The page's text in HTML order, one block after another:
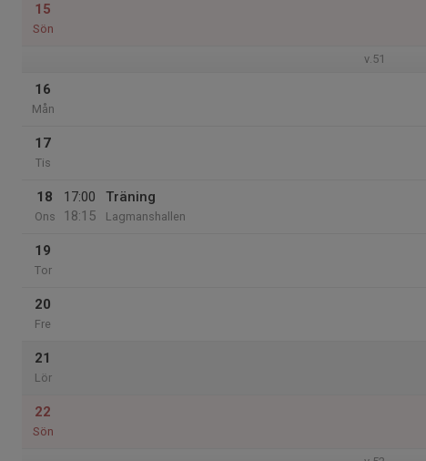
15
Sön
v.51
16
Mån
17
Tis
18
Ons
17:00
18:15
Träning
Lagmanshallen
19
Tor
20
Fre
21
Lör
22
Sön